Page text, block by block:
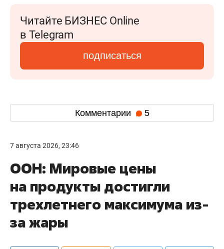
Читайте БИЗНЕС Online
в Telegram
подписаться
Комментарии 5
7 августа 2026, 23:46
ООН: Мировые цены
на продукты достигли
трехлетнего максимума из-
за жары